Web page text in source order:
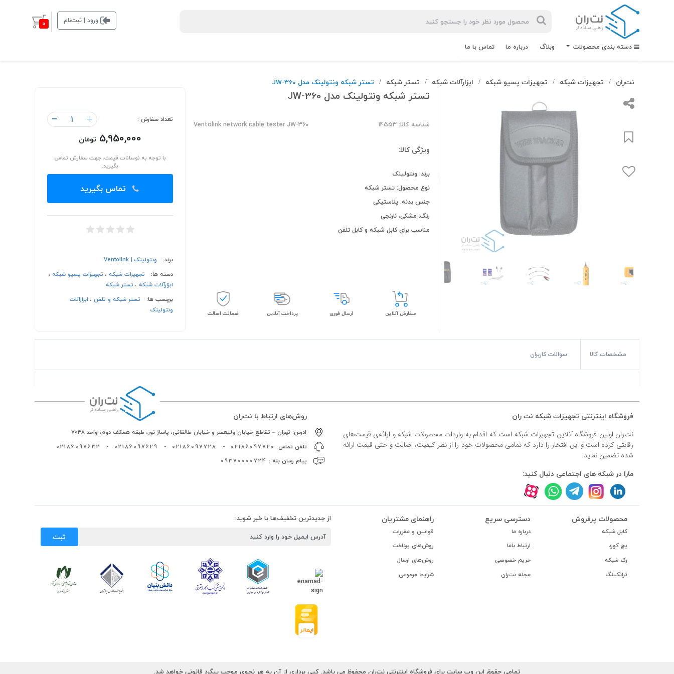
ورود | ثبت‌نام 0
دسته بندی محصولات وبلاگ درباره ما تماس با ما
#رک شبکه
#ترانکینگ دانوب
#پچ پنل نگزنس
#داکت ساده
نت‌ران / تجهیزات شبکه / تجهیزات پسیو شبکه / ابزارآلات شبکه / تستر شبکه / تستر شبکه ونتولینک مدل JW-360
تستر شبکه ونتولینک مدل JW-360
شناسه کالا: 14553 Ventolink network cable tester JW-360
ویژگی کالا:
برند: ونتولینک
نوع محصول: تستر شبکه
جنس بدنه: پلاستیکی
رنگ: مشکی، نارنجی
مناسب برای کابل شبکه و کابل تلفن
سفارش آنلاین ارسال فوری پرداخت آنلاین ضمانت اصالت
تعداد سفارش : +
-
5,950,000 تومان
با توجه به نوسانات قیمت، جهت سفارش تماس
بگیرید.
تماس بگیرید
برند:
ونتولینک | Ventolink
دسته ها:
تجهیزات شبکه، تجهیزات پسیو شبکه،
ابزارآلات شبکه، تستر شبکه
برچسب ها:
تستر شبکه و تلفن، ابزارآلات
ونتولینک
مشخصات کالا سوالات کاربران
فروشگاه اینترنتی تجهیزات شبکه نت ران
نت‌ران اولین فروشگاه آنلاین تجهیزات شبکه است که اقدام به واردات محصولات شبکه و ارائه‌ی قیمت‌های
رقابتی کرده است و این افتخار را دارد که تمامی محصولات خود را از نظر کیفیت، اصالت و حتی قیمت ارائه
شده تضمین نماید.
مارا در شبکه های اجتماعی دنبال کنید:
روش‌های ارتباط با نت‌ران
آدرس: تهران – تقاطع خیابان ولیعصر و خیابان طالقانی، پاساژ نور، طبقه همکف دوم، واحد 7048
تلفن تماس: 02186097720
-
02186097728
-
02186097629
-
02186097632
پیام رسان بله : 09370000724
محصولات پرفروش
کابل شبکه
پچ کورد
رک شبکه
ترانکینگ
دسترسی سریع
درباره ما
ارتباط باما
حریم خصوصی
مجله نت‌ران
راهنمای مشتریان
قوانین و مقررات
روش‌های پرداخت
روش‌های ارسال
شرایط مرجوعی
از جدیدترین تخفیف‌ها با خبر شوید:
ثبت
تمامی حقوق این وب سایت برای فروشگاه اینترنتی نت‌ران محفوظ می باشد. کپی برداری از آن به هر نحوی موجب پیگرد قانونی خواهد شد.